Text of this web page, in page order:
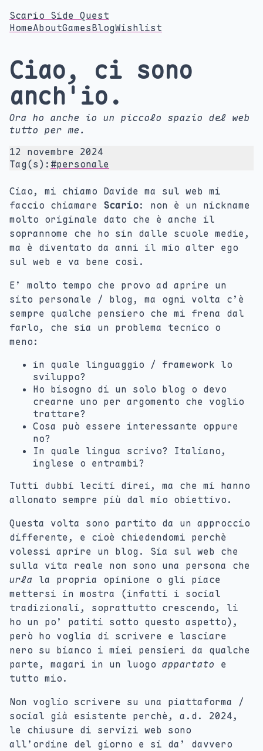
Scario Side Quest
HomeAboutGamesBlogWishlist
Ciao, ci sono
anch'io.
Ora ho anche io un piccolo spazio del web
tutto per me.
12 novembre 2024
Tag(s): #personale
Ciao, mi chiamo Davide ma sul web mi
faccio chiamare Scario: non è un nickname
molto originale dato che è anche il
soprannome che ho sin dalle scuole medie,
ma è diventato da anni il mio alter ego
sul web e va bene così.
E’ molto tempo che provo ad aprire un
sito personale / blog, ma ogni volta c’è
sempre qualche pensiero che mi frena dal
farlo, che sia un problema tecnico o
meno:
in quale linguaggio / framework lo
sviluppo?
Ho bisogno di un solo blog o devo
crearne uno per argomento che voglio
trattare?
Cosa può essere interessante oppure
no?
In quale lingua scrivo? Italiano,
inglese o entrambi?
Tutti dubbi leciti direi, ma che mi hanno
allonato sempre più dal mio obiettivo.
Questa volta sono partito da un approccio
differente, e cioè chiedendomi perchè
volessi aprire un blog. Sia sul web che
sulla vita reale non sono una persona che
urla la propria opinione o gli piace
mettersi in mostra (infatti i social
tradizionali, soprattutto crescendo, li
ho un po’ patiti sotto questo aspetto),
però ho voglia di scrivere e lasciare
nero su bianco i miei pensieri da qualche
parte, magari in un luogo appartato e
tutto mio.
Non voglio scrivere su una piattaforma /
social già esistente perchè, a.d. 2024,
le chiusure di servizi web sono
all’ordine del giorno e si da’ davvero